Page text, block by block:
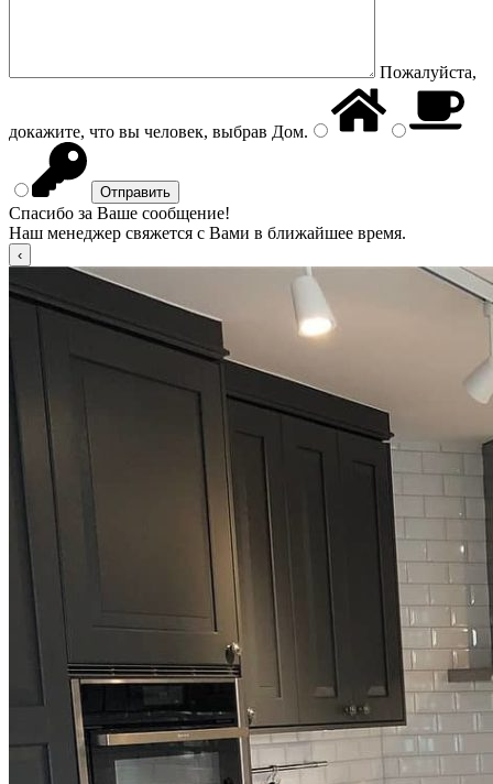
Пожалуйста,
докажите, что вы человек, выбрав Дом.
Спасибо за Ваше сообщение!
Наш менеджер свяжется с Вами в ближайшее время.